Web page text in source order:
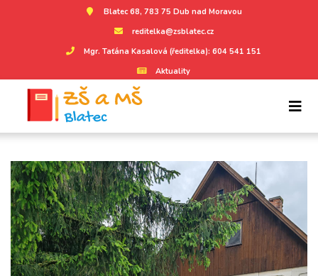
Blatec 68, 783 75 Dub nad Moravou
reditelka@zsblatec.cz
Mgr. Taťána Kasalová (ředitelka): 604 541 151
Aktuality